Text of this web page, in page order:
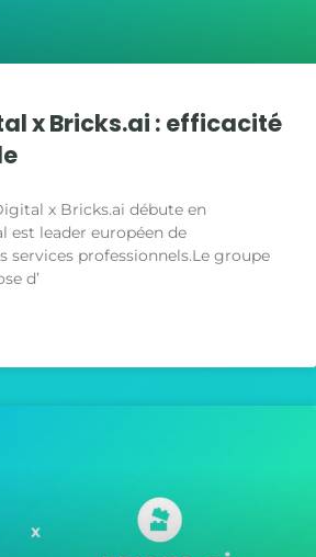
x Bricks.ai : efficacité
x Bricks.ai débute en
est leader européen de
services professionnels.Le groupe
d’